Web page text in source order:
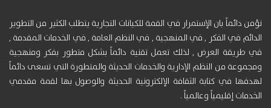
نؤمن دائماً بان الإستمرار في القمة للكيانات التجارية يتطلب الكثير من التطوير
الدائم في الفكر , في المنهجية , في النظم العامة , في الخدمات المقدمة ,
في طريقة العرض , لذلك تعمل تقنية دائماً بشكل متطور بفكر ومنهجية
ومجموعة من النظم الإدارية والخدمات الحديثة والمتطورة التي تسعى دائماً
لهدفها في كتابة الثقافة الإلكترونية الحديثة والوصول بها لقمة مقدمي
الخدمات إقليمياً وعالمياً .